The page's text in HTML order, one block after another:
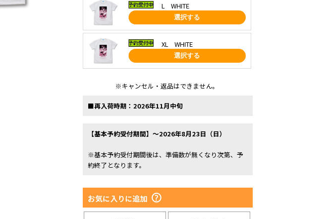
L WHITE
選択する
XL WHITE
選択する
※キャンセル・返品はできません。
■再入荷時期：2026年11月中旬
【基本予約受付期間】～2026年8月23日（日）
※基本予約受付期間後は、準備数が無くなり次第、予
約終了となります。
お気に入りに追加